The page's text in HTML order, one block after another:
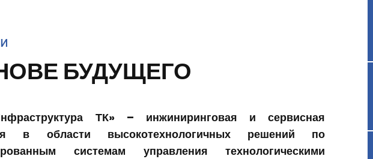
БУДУЩЕГО
ТК» – инжиниринговая и сервисная
в области высокотехнологичных решений по
системам управления технологическими